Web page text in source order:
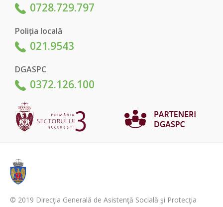
0728.729.797
Poliția locală
021.9543
DGASPC
0372.126.100
© 2019 Direcţia Generală de Asistenţă Socială şi Protecţia